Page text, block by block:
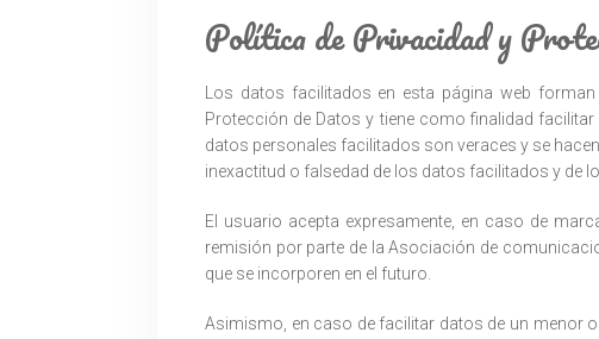
Política de Privacidad y
Los datos facilitados en esta página web
Protección de Datos y tiene como finalidad
datos personales facilitados son veraces y se
inexactitud o falsedad de los datos facilitados y de
El usuario acepta expresamente, en caso de
remisión por parte de la Asociación de
que se incorporen en el futuro.
Asimismo, en caso de facilitar datos de un menor